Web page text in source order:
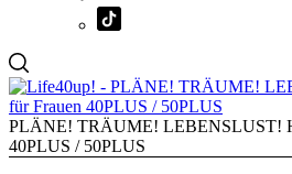
PLÄNE! TRÄUME! LEBENSLUST!
40PLUS / 50PLUS